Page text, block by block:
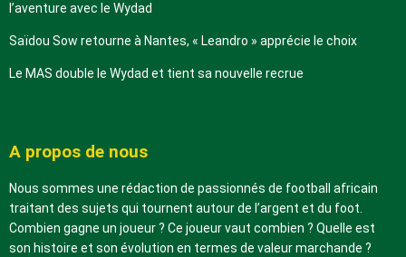
l’aventure avec le Wydad
Saïdou Sow retourne à Nantes, « Leandro » apprécie le choix
Le MAS double le Wydad et tient sa nouvelle recrue
A propos de nous
Nous sommes une rédaction de passionnés de football africain
traitant des sujets qui tournent autour de l’argent et du foot.
Combien gagne un joueur ? Ce joueur vaut combien ? Quelle est
son histoire et son évolution en termes de valeur marchande ?